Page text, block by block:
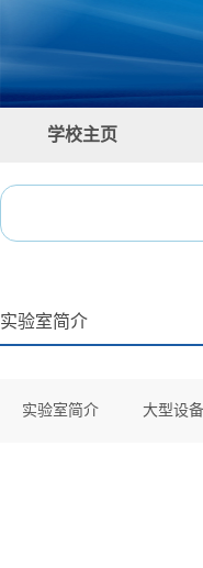
学校主页
实验室简介
实验室简介 大型设